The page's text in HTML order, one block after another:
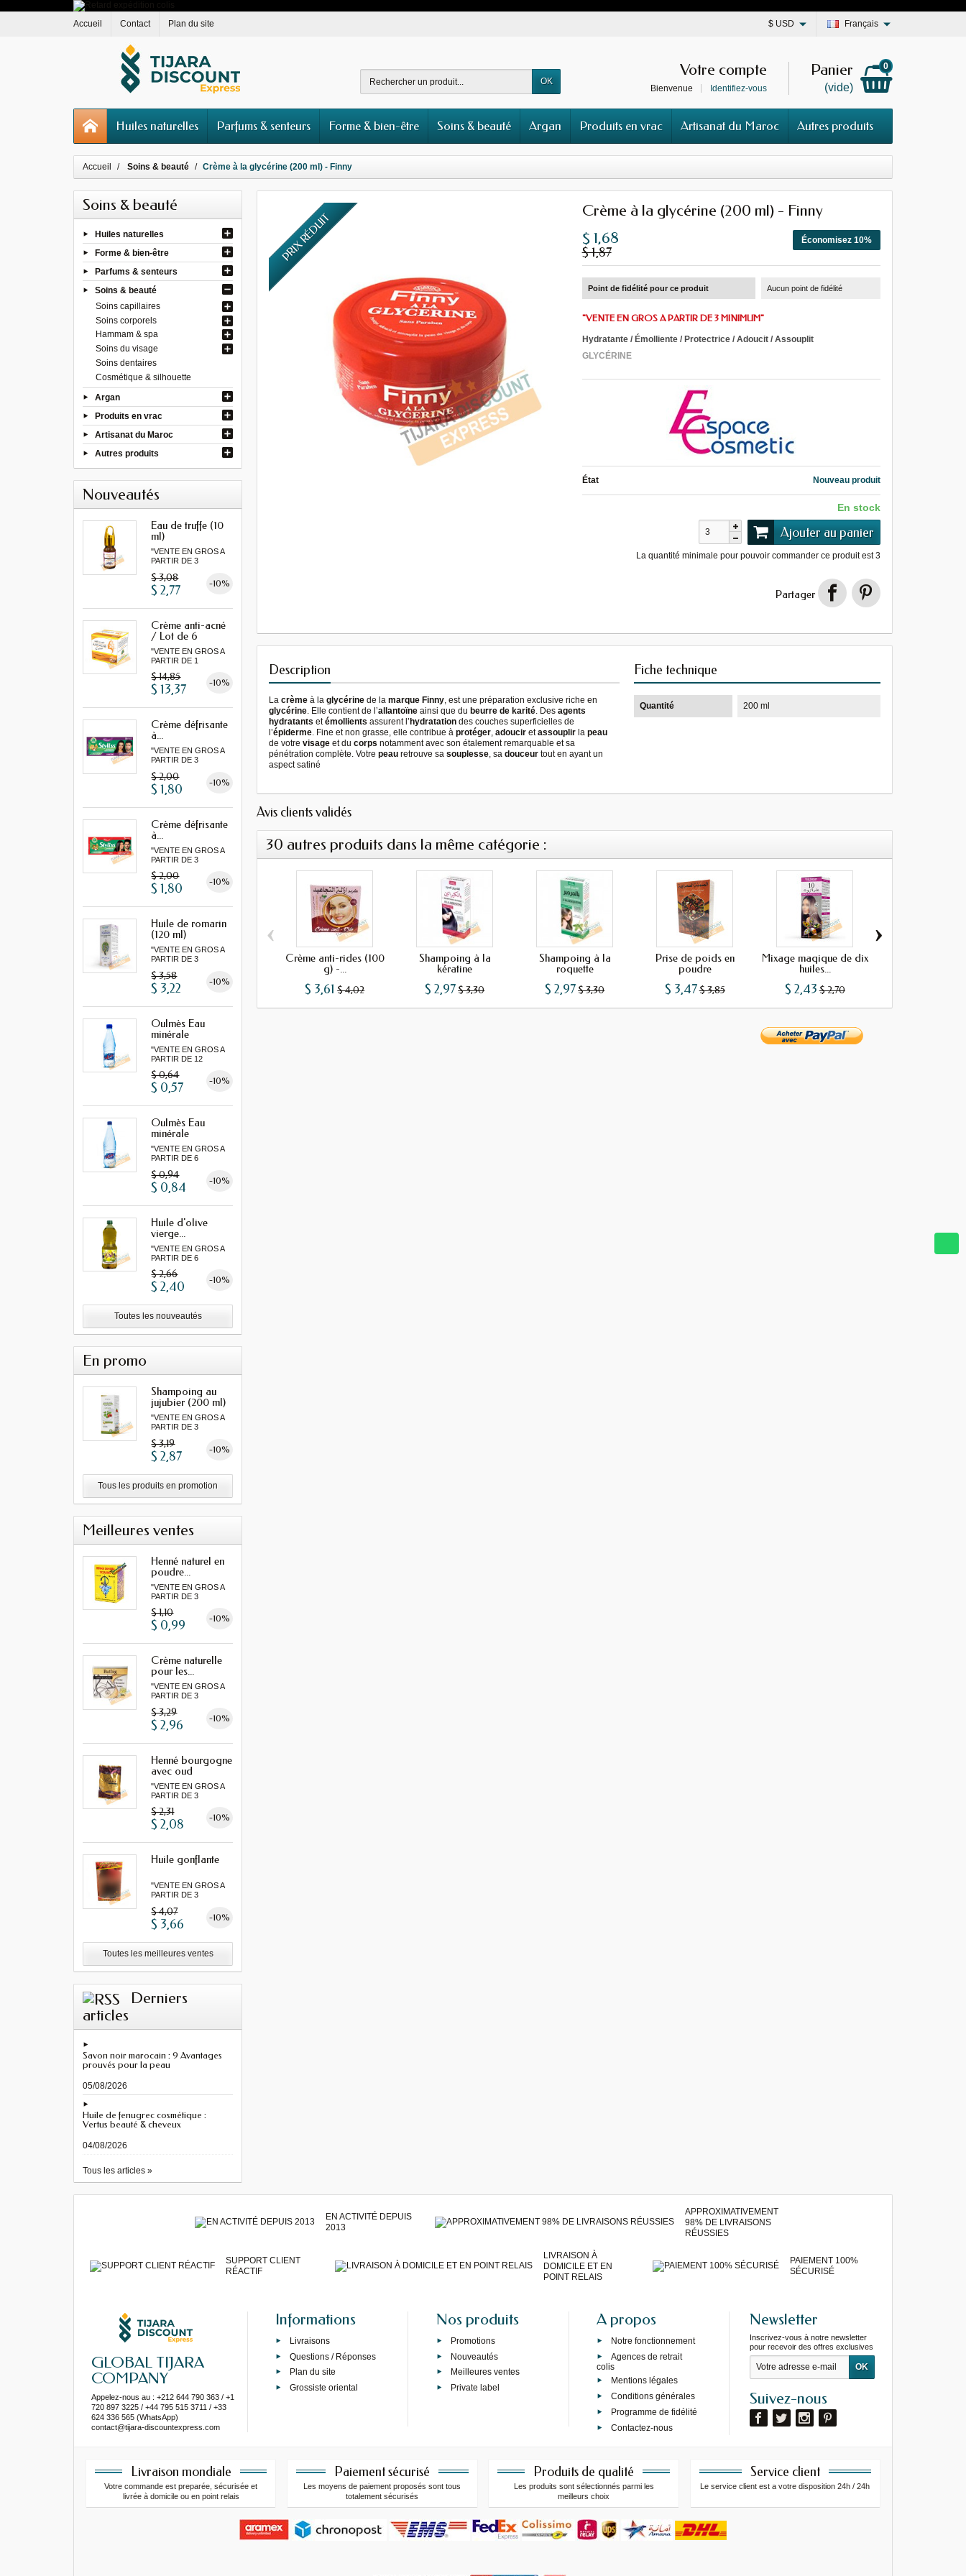
Accueil Contact Plan du site Français
$ USD
OK
Panier
(vide)
0
Votre compte
Bienvenue Identifiez-vous
Huiles naturelles Parfums & senteurs Forme & bien-être Soins & beauté Argan Produits en vrac Artisanat du Maroc Autres produits
Accueil Soins & beauté Crème à la glycérine (200 ml) - Finny
Soins & beauté
Huiles naturelles
Forme & bien-être
Parfums & senteurs
Soins & beauté
Soins capillaires
Soins corporels
Hammam & spa
Soins du visage
Soins dentaires
Cosmétique & silhouette
Argan
Produits en vrac
Artisanat du Maroc
Autres produits
Nouveautés
Eau de truffe (10
ml)
"VENTE EN GROS A
PARTIR DE 3
$ 3,08 -10%
$ 2,77
Crème anti-acné
/ Lot de 6
"VENTE EN GROS A
PARTIR DE 1
$ 14,85 -10%
$ 13,37
Crème défrisante
à...
"VENTE EN GROS A
PARTIR DE 3
$ 2,00 -10%
$ 1,80
Crème défrisante
à...
"VENTE EN GROS A
PARTIR DE 3
$ 2,00 -10%
$ 1,80
Huile de romarin
(120 ml)
"VENTE EN GROS A
PARTIR DE 3
$ 3,58 -10%
$ 3,22
Oulmès Eau
minérale
gazeuse...
"VENTE EN GROS A
PARTIR DE 12
$ 0,64 -10%
$ 0,57
Oulmès Eau
minérale
gazeuse...
"VENTE EN GROS A
PARTIR DE 6
$ 0,94 -10%
$ 0,84
Huile d'olive
vierge...
"VENTE EN GROS A
PARTIR DE 6
$ 2,66 -10%
$ 2,40
Toutes les nouveautés
En promo
Shampoing au
jujubier (200 ml)
"VENTE EN GROS A
PARTIR DE 3
$ 3,19 -10%
$ 2,87
Tous les produits en promotion
Meilleures ventes
Henné naturel en
poudre...
"VENTE EN GROS A
PARTIR DE 3
$ 1,10 -10%
$ 0,99
Crème naturelle
pour les...
"VENTE EN GROS A
PARTIR DE 3
$ 3,29 -10%
$ 2,96
Henné bourgogne
avec oud
"VENTE EN GROS A
PARTIR DE 3
$ 2,31 -10%
$ 2,08
Huile gonflante
"VENTE EN GROS A
PARTIR DE 3
$ 4,07 -10%
$ 3,66
Toutes les meilleures ventes
Derniers
articles
Savon noir marocain : 9 Avantages
prouvés pour la peau
05/08/2026
Huile de fenugrec cosmétique :
Vertus beauté & cheveux
04/08/2026
Tous les articles »
PRIX RÉDUIT
Crème à la glycérine (200 ml) - Finny
Économisez 10%
$ 1,68
$ 1,87
Point de fidélité pour ce produit Aucun point de fidélité
"VENTE EN GROS A PARTIR DE 3 MINIMUM"
Hydratante / Émolliente / Protectrice / Adoucit / Assouplit
GLYCÉRINE
État Nouveau produit
En stock
Ajouter au panier
La quantité minimale pour pouvoir commander ce produit est3
Partager
Description
Lacrème à laglycérine de lamarque Finny , est une préparation exclusive riche en
glycérine . Elle contient de l’allantoïne ainsi que dubeurre de karité . Desagents
hydratants etémollients assurent l’hydratation des couches superficielles de
l’épiderme . Fine et non grasse, elle contribue àprotéger ,adoucir etassouplir lapeau
de votrevisage et ducorps notamment avec son étalement remarquable et sa
pénétration complète. Votrepeau retrouve sasouplesse , sadouceur tout en ayant un
aspect satiné
Fiche technique
Quantité 200 ml
Avis clients validés
30 autres produits dans la même catégorie :
Crème anti-rides (100
g) -...
$ 3,61 $ 4,02
Shampoing à la
kératine
$ 2,97$ 3,30
Shampoing à la
roquette
$ 2,97$ 3,30
Prise de poids en
poudre
$ 3,47$ 3,85
Mixage maqique de dix
huiles...
$ 2,43 $ 2,70
‹ ›
EN ACTIVITÉ DEPUIS
2013
APPROXIMATIVEMENT
98% DE LIVRAISONS
RÉUSSIES
SUPPORT CLIENT
RÉACTIF
LIVRAISON À
DOMICILE ET EN
POINT RELAIS
PAIEMENT 100%
SÉCURISÉ
GLOBAL TIJARA
COMPANY
Appelez-nous au : +212 644 790 363 / +1
720 897 3225 / +44 795 515 3711 / +33
624 336 565 (WhatsApp)
contact@tijara-discountexpress.com
Informations
Livraisons
Questions / Réponses
Plan du site
Grossiste oriental
Nos produits
Promotions
Nouveautés
Meilleures ventes
Private label
A propos
Notre fonctionnement
Agences de retrait
colis
Mentions légales
Conditions générales
Programme de fidélité
Contactez-nous
Newsletter
Inscrivez-vous à notre newsletter
pour recevoir des offres exclusives
Suivez-nous
Livraison mondiale
Votre commande est preparée, sécurisée et
livrée à domicile ou en point relais
Paiement sécurisé
Les moyens de paiement proposés sont tous
totalement sécurisés
Produits de qualité
Les produits sont sélectionnés parmi les
meilleurs choix
Service client
Le service client est a votre disposition 24h / 24h